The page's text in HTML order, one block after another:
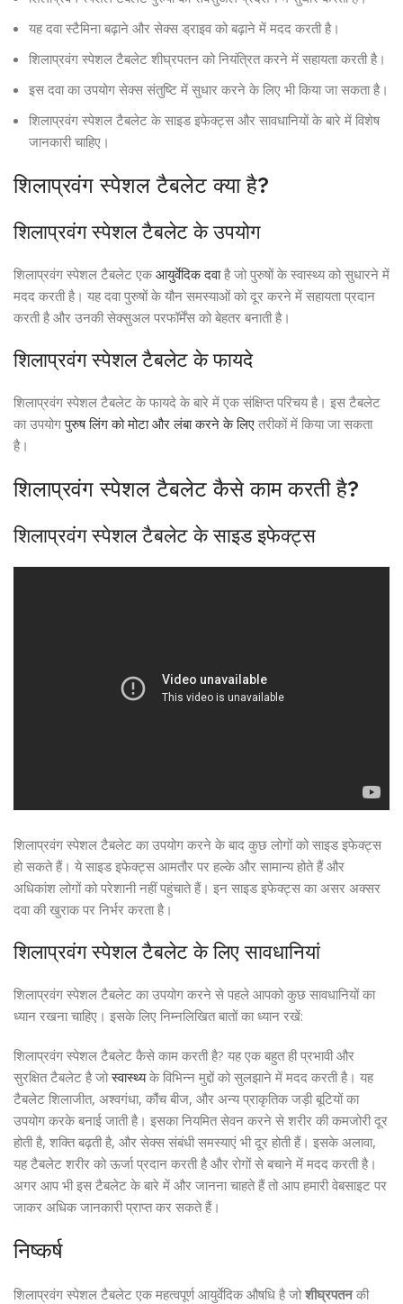
यह दवा स्टैमिना बढ़ाने और सेक्स ड्राइव को बढ़ाने में मदद करती है।
शिलाप्रवंग स्पेशल टैबलेट शीघ्रपतन को नियंत्रित करने में सहायता करती है।
इस दवा का उपयोग सेक्स संतुष्टि में सुधार करने के लिए भी किया जा सकता है।
शिलाप्रवंग स्पेशल टैबलेट के साइड इफेक्ट्स और सावधानियों के बारे में विशेष
जानकारी चाहिए।
शिलाप्रवंग स्पेशल टैबलेट क्या है?
शिलाप्रवंग स्पेशल टैबलेट के उपयोग
शिलाप्रवंग स्पेशल टैबलेट एकआयुर्वेदिक दवाहै जो पुरुषों के स्वास्थ्य को सुधारने में
मदद करती है। यह दवा पुरुषों के यौन समस्याओं को दूर करने में सहायता प्रदान
करती है और उनकी सेक्सुअल परफॉर्मेंस को बेहतर बनाती है।
शिलाप्रवंग स्पेशल टैबलेट के फायदे
शिलाप्रवंग स्पेशल टैबलेट के फायदे के बारे में एक संक्षिप्त परिचय है। इस टैबलेट
का उपयोगपुरुष लिंग को मोटा और लंबा करने के लिए तरीकों में किया जा सकता
है।
शिलाप्रवंग स्पेशल टैबलेट कैसे काम करती है?
शिलाप्रवंग स्पेशल टैबलेट के साइड इफेक्ट्स
शिलाप्रवंग स्पेशल टैबलेट का उपयोग करने के बाद कुछ लोगों को साइड इफेक्ट्स
हो सकते हैं। ये साइड इफेक्ट्स आमतौर पर हल्के और सामान्य होते हैं और
अधिकांश लोगों को परेशानी नहीं पहुंचाते हैं। इन साइड इफेक्ट्स का असर अक्सर
दवा की खुराक पर निर्भर करता है।
शिलाप्रवंग स्पेशल टैबलेट के लिए सावधानियां
शिलाप्रवंग स्पेशल टैबलेट का उपयोग करने से पहले आपको कुछ सावधानियों का
ध्यान रखना चाहिए। इसके लिए निम्नलिखित बातों का ध्यान रखें:
शिलाप्रवंग स्पेशल टैबलेट कैसे काम करती है? यह एक बहुत ही प्रभावी और
सुरक्षित टैबलेट है जोस्वास्थ्यके विभिन्न मुद्दों को सुलझाने में मदद करती है। यह
टैबलेट शिलाजीत, अश्वगंधा, कौंच बीज, और अन्य प्राकृतिक जड़ी बूटियों का
उपयोग करके बनाई जाती है। इसका नियमित सेवन करने से शरीर की कमजोरी दूर
होती है, शक्ति बढ़ती है, और सेक्स संबंधी समस्याएं भी दूर होती हैं। इसके अलावा,
यह टैबलेट शरीर को ऊर्जा प्रदान करती है और रोगों से बचाने में मदद करती है।
अगर आप भी इस टैबलेट के बारे में और जानना चाहते हैं तो आप हमारी वेबसाइट पर
जाकर अधिक जानकारी प्राप्त कर सकते हैं।
निष्कर्ष
शिलाप्रवंग स्पेशल टैबलेट एक महत्वपूर्ण आयुर्वेदिक औषधि है जोशीघ्रपतनकी